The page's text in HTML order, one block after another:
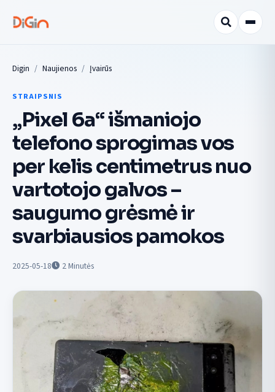
Digin Naujienos Įvairūs
STRAIPSNIS
„Pixel 6a“ išmaniojo
telefono sprogimas vos
per kelis centimetrus nuo
vartotojo galvos –
saugumo grėsmė ir
svarbiausios pamokos
2025-05-18 2Minutės